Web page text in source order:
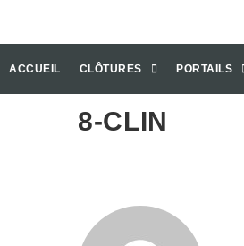
ACCUEIL CLÔTURES PORTAILS
8-CLIN